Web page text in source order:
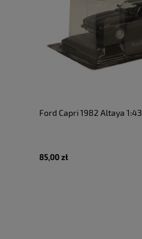
Ford Capri 1982 Altaya 1:43
85,00 zł